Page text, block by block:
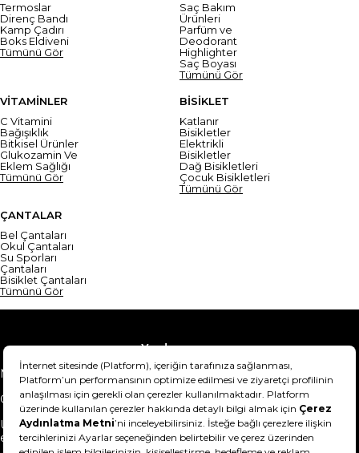
Termoslar
Direnç Bandı
Kamp Çadırı
Boks Eldiveni
Tümünü Gör
Saç Bakım
Ürünleri
Parfüm ve
Deodorant
Highlighter
Saç Boyası
Tümünü Gör
VİTAMİNLER
C Vitamini
Bağışıklık
Bitkisel Ürünler
Glukozamin Ve
Eklem Sağlığı
Tümünü Gör
BİSİKLET
Katlanır
Bisikletler
Elektrikli
Bisikletler
Dağ Bisikletleri
Çocuk Bisikletleri
Tümünü Gör
ÇANTALAR
Bel Çantaları
Okul Çantaları
Su Sporları
Çantaları
Bisiklet Çantaları
Tümünü Gör
Yardım
Mesafeli Satış Sözleşmesi
Teslimat Bilgisi
Gizlilik Sözleşmesi
Şartlar & Koşullar
Ürünümü nasıl iade
edebilirim?
Hakkımızda